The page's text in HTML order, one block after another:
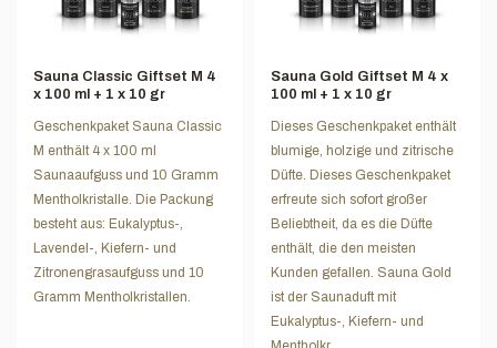
Sauna Classic Giftset M 4
x 100 ml + 1 x 10 gr
Geschenkpaket Sauna Classic
M enthält 4 x 100 ml
Saunaaufguss und 10 Gramm
Mentholkristalle. Die Packung
besteht aus: Eukalyptus-,
Lavendel-, Kiefern- und
Zitronengrasaufguss und 10
Gramm Mentholkristallen.
Sauna Gold Giftset M 4 x
100 ml + 1 x 10 gr
Dieses Geschenkpaket enthält
blumige, holzige und zitrische
Düfte. Dieses Geschenkpaket
erfreute sich sofort großer
Beliebtheit, da es die Düfte
enthält, die den meisten
Kunden gefallen. Sauna Gold
ist der Saunaduft mit
Eukalyptus-, Kiefern- und